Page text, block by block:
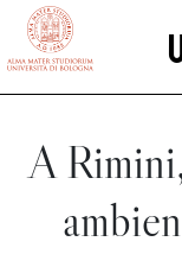
vai al contenuto della
A